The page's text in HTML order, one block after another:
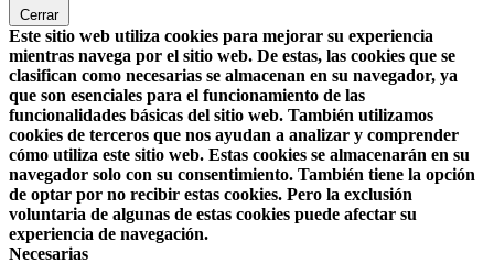
Cerrar
Este sitio web utiliza cookies para mejorar su experiencia
mientras navega por el sitio web. De estas, las cookies que se
clasifican como necesarias se almacenan en su navegador, ya
que son esenciales para el funcionamiento de las
funcionalidades básicas del sitio web. También utilizamos
cookies de terceros que nos ayudan a analizar y comprender
cómo utiliza este sitio web. Estas cookies se almacenarán en su
navegador solo con su consentimiento. También tiene la opción
de optar por no recibir estas cookies. Pero la exclusión
voluntaria de algunas de estas cookies puede afectar su
experiencia de navegación.
Necesarias